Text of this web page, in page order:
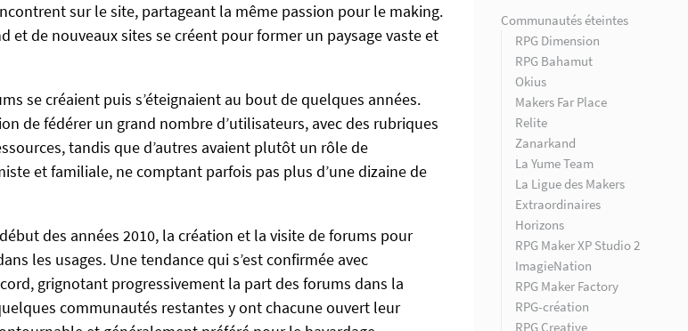
sur le site, partageant la même passion pour le making.
et de nouveaux sites se créent pour former un paysage vaste et
se créaient puis s’éteignaient au bout de quelques années.
de fédérer un grand nombre d’utilisateurs, avec des rubriques
tandis que d’autres avaient plutôt un rôle de
et familiale, ne comptant parfois pas plus d’une dizaine de
des années 2010, la création et la visite de forums pour
les usages. Une tendance qui s’est confirmée avec
grignotant progressivement la part des forums dans la
communautés restantes y ont chacune ouvert leur
Communautés éteintes
RPG Dimension
RPG Bahamut
Okius
Makers Far Place
Relite
Zanarkand
La Yume Team
La Ligue des Makers
Extraordinaires
Horizons
RPG Maker XP Studio 2
ImagieNation
RPG Maker Factory
RPG-création
RPG Creative